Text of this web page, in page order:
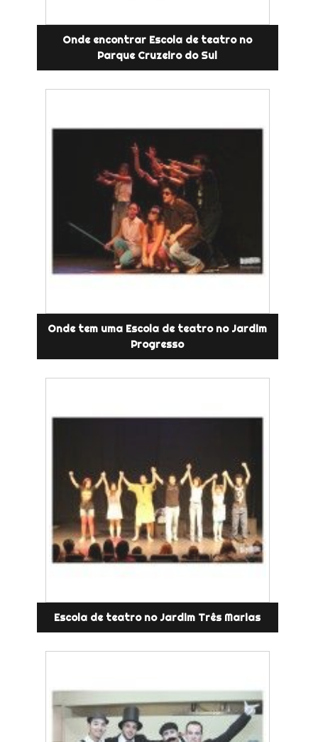
Onde encontrar Escola de teatro no
Parque Cruzeiro do Sul
Onde tem uma Escola de teatro no Jardim
Progresso
Escola de teatro no Jardim Três Marias